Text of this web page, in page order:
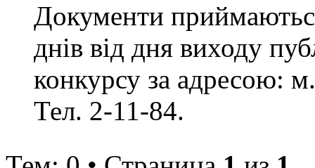
Документи
днів від дня виходу
конкурсу за адресою:
Тел. 2-11-84.